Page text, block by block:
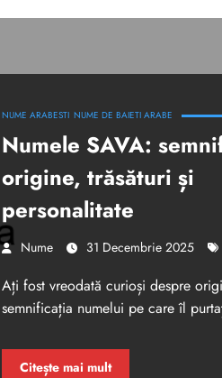
NUME ARABESTI NUME DE BAIETI ARABE
Numele SAVA:
origine, trăsături și
personalitate
Nume 31 Decembrie 2025
Ați fost vreodată curioși despre
semnificația numelui pe care îl
Citește mai mult